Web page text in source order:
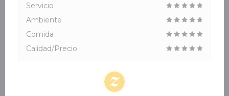
Servicio
Ambiente
Comida
Calidad/Precio